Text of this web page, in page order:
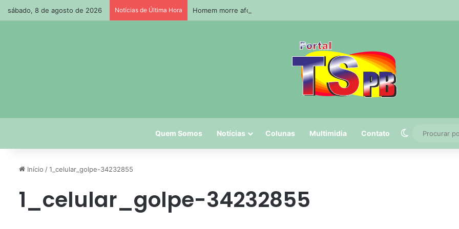
sábado, 8 de agosto de 2026 Notícias de Última Hora Homem morre afogado durante pescaria em açude no agreste paraibano
Quem Somos Notícias Colunas Multimidia Contato Switch skin
Início /1_celular_golpe-34232855
1_celular_golpe-34232855